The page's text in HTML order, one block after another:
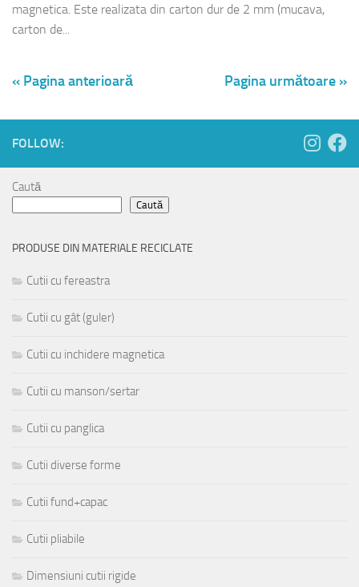
magnetica. Este realizata din carton dur de 2 mm (mucava,
carton de...
« Pagina anterioară Pagina următoare »
FOLLOW:
Caută
Caută
PRODUSE DIN MATERIALE RECICLATE
Cutii cu fereastra
Cutii cu gât (guler)
Cutii cu inchidere magnetica
Cutii cu manson/sertar
Cutii cu panglica
Cutii diverse forme
Cutii fund+capac
Cutii pliabile
Dimensiuni cutii rigide